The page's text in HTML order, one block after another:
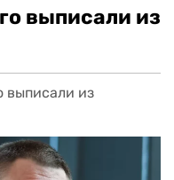
выписали из
выписали из